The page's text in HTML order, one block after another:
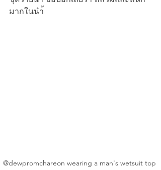
มากในนำ้
@dewpromchareon wearing a man's wetsuit top